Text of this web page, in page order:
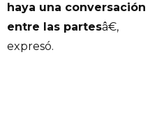
haya una conversación
entre las partesâ€,
expresó.